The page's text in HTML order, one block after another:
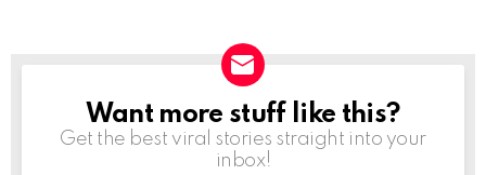
NEWSLETTER
Want more stuff like this?
Get the best viral stories straight into your
inbox!